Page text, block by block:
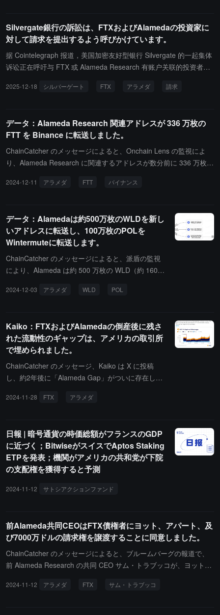
しており、元の刑期より約 10 か月早く解放されることになりま
す。
Silvergate銀行の訴訟は、FTXおよびAlamedaの投資家に
対して請求を提出するよう呼びかけています。
据 Cointelegraph 报道，美国加密友好型银行 Silvergate 的一起集体
诉讼正在呼吁与 FTX 或 Alameda Research 有账户关联的投资者提
行、Silvergate Capital Corporation 和 Alan J. Lane 是否协助并教唆
索赔或选择退出。法官 Ruth Bermudez Montenegro 已安排于2月9
日举行最终听证会。FTX 破产案已通过邮件联系了超过 46,000 名潜
在索赔人，他们可能获得按比例分配的和解金。Silvergate 曾是美国
少数几家与 2022 年 11 月崩溃的 FTX 交易所有业务往来的加密友好
2025-12-18 シルバーゲート FTX アラメダ 請求
データ：Alameda Research 関連アドレスが 336 万枚の
FTT を Binance に転送しました。
ChainCatcher のメッセージによると、Onchain Lens の監視によ
り、Alameda Research に関連するアドレスが数分前に 336 万枚の
ち 100 万枚は、Mirana Ventures に属していると思われる Binance
2024-12-11 アラメダ FTT バイナンス
データ：Alamedaは約500万枚のWLDを新し
いアドレスに転送し、100万枚のPOLを
Wintermuteに転送します。
ChainCatcher のメッセージによると、派盾の監視
により、Alameda は約 500 万枚の WLD（約 1600
0...27f7 に転送し、100 万枚の POL（約 62.3 万ド
2024-12-03 アラメダ WLD POL
Kaiko：FTXおよびAlamedaの倒産後に残さ
れた流動性のギャップは、アメリカの取引所
で埋められました。
ChainCatcher のメッセージ、Kaiko は X に投稿
し、約2年後に「Alameda Gap」がついに存在しな
meda の倒産後に残された流動性のギャップは、ア
2024-11-28 FTX アラメダ
日報 | 暗号通貨の時価総額がフランスのGDP
に近づく；BitwiseがスイスでAptos Staking
ETPを発表；機関がアメリカの共和党が下院
の支配権を獲得すると予測
2024-11-12 サトシアクションファンド
前Alameda共同CEOはFTX債権者にヨット、アパート、及
び7000万ドルの請求権を譲渡することに同意しました。
ChainCatcher のメッセージによると、ブルームバーグの報道で、
前 Alameda Research の共同 CEO サム・トラブッコが、ヨットを
ています。トラブッコは 2022 年 3 月に 251 万ドルでこの 53 フィ
2024-11-12 アラメダ FTX サム・トラブッコ